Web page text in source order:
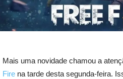
Mais uma novidade chamou a
Fire na tarde desta segunda-feira.